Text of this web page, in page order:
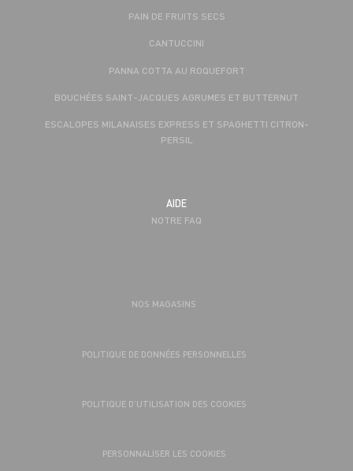
PAIN DE FRUITS SECS
CANTUCCINI
PANNA COTTA AU ROQUEFORT
BOUCHÉES SAINT-JACQUES AGRUMES ET BUTTERNUT
ESCALOPES MILANAISES EXPRESS ET SPAGHETTI CITRON-
PERSIL
AIDE
NOTRE FAQ
NOS MAGASINS
POLITIQUE DE DONNÉES PERSONNELLES
POLITIQUE D’UTILISATION DES COOKIES
PERSONNALISER LES COOKIES